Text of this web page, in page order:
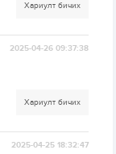
Хариулт бичих
2025-04-26 09:37:38
Хариулт бичих
2025-04-25 18:32:47